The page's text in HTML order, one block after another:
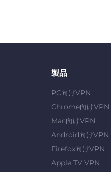
製品
PC向けVPN
Chrome向けVPN
Mac向けVPN
Android向けVPN
Firefox向けVPN
Apple TV VPN